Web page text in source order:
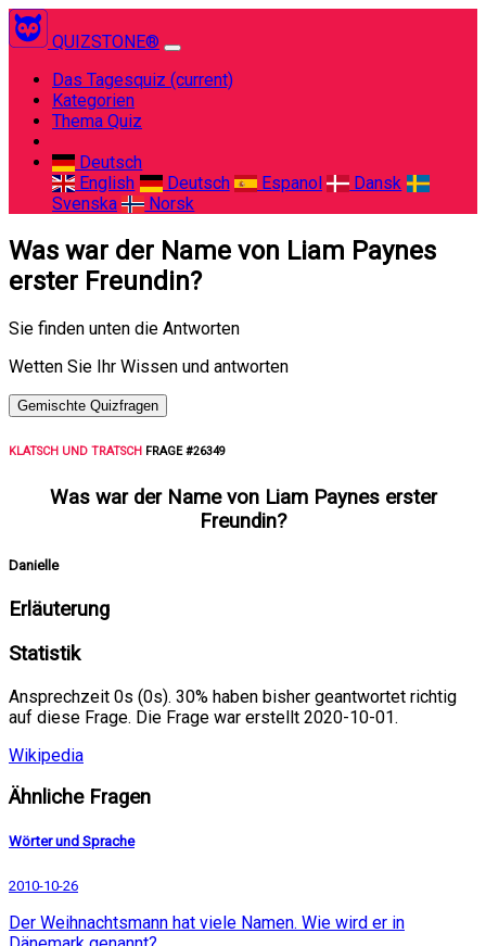
QUIZSTONE®
Das Tagesquiz (current)
Kategorien
Thema Quiz
Deutsch
English
Deutsch Espanol
Dansk
Svenska
Norsk
Was war der Name von Liam Paynes
erster Freundin?
Sie finden unten die Antworten
Wetten Sie Ihr Wissen und antworten
Gemischte Quizfragen
KLATSCH UND TRATSCH FRAGE #26349
Was war der Name von Liam Paynes erster
Freundin?
Danielle
Erläuterung
Statistik
Ansprechzeit 0s (0s). 30% haben bisher geantwortet richtig
auf diese Frage. Die Frage war erstellt 2020-10-01.
Wikipedia
Ähnliche Fragen
Wörter und Sprache
2010-10-26
Der Weihnachtsmann hat viele Namen. Wie wird er in